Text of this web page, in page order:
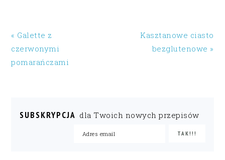
« Galette z
czerwonymi
pomarańczami
Kasztanowe ciasto
bezglutenowe »
SUBSKRYPCJA dla Twoich nowych przepisów